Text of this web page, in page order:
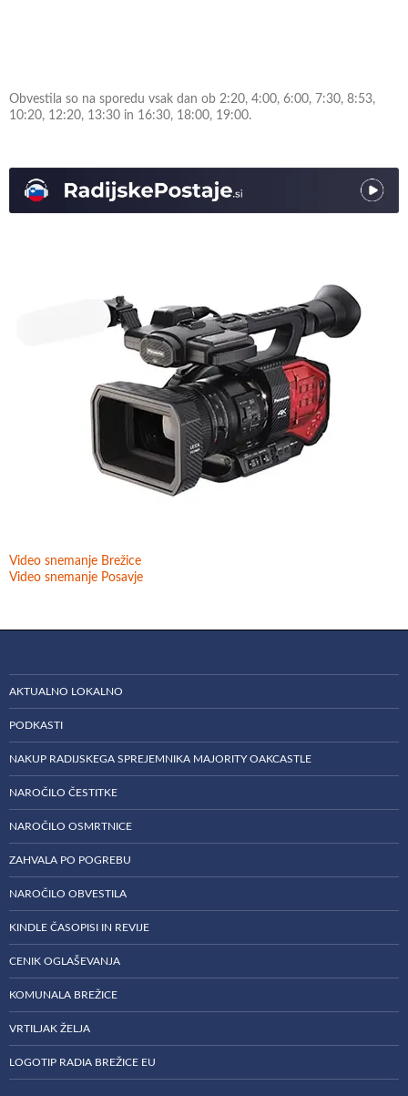
Obvestila so na sporedu vsak dan ob 2:20, 4:00, 6:00, 7:30, 8:53,
10:20, 12:20, 13:30 in 16:30, 18:00, 19:00.
Video snemanje Brežice
Video snemanje Posavje
AKTUALNO LOKALNO
PODKASTI
NAKUP RADIJSKEGA SPREJEMNIKA MAJORITY OAKCASTLE
NAROČILO ČESTITKE
NAROČILO OSMRTNICE
ZAHVALA PO POGREBU
NAROČILO OBVESTILA
KINDLE ČASOPISI IN REVIJE
CENIK OGLAŠEVANJA
KOMUNALA BREŽICE
VRTILJAK ŽELJA
LOGOTIP RADIA BREŽICE EU